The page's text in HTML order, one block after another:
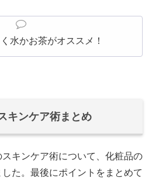
水かお茶がオススメ！
キンケア術まとめ
キンケア術について、化粧品の
た。最後にポイントをまとめて